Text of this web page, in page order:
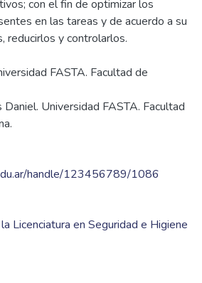
con el fin de optimizar los
en las tareas y de acuerdo a su
FASTA. Facultad de
Daniel. Universidad FASTA. Facultad
handle/123456789/1086
Licenciatura en Seguridad e Higiene